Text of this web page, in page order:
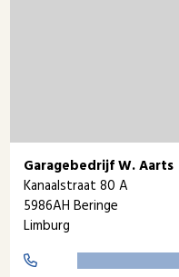
Garagebedrijf W. Aarts
Kanaalstraat 80 A
5986AH Beringe
Limburg